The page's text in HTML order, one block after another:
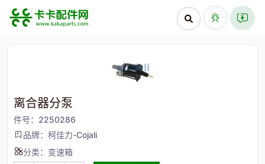
离合器分泵
件号：2250286
品牌：柯佳力-Cojali
分类：变速箱